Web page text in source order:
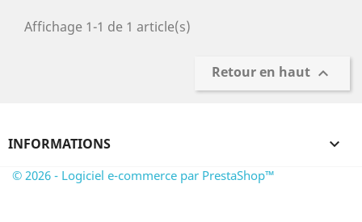
Affichage 1-1 de 1 article(s)
Retour en haut 
INFORMATIONS 
© 2026 - Logiciel e-commerce par PrestaShop™